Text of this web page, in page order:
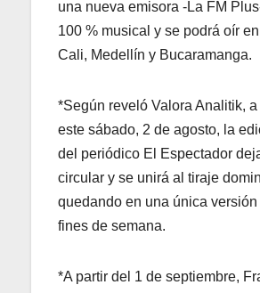
una nueva emisora -La FM
100 % musical y se podrá oír
Cali, Medellín y Bucaramanga.
*Según reveló Valora Analitik,
este sábado, 2 de agosto, la
del periódico El Espectador
circular y se unirá al tiraje
quedando en una única
fines de semana.
*A partir del 1 de septiembre,